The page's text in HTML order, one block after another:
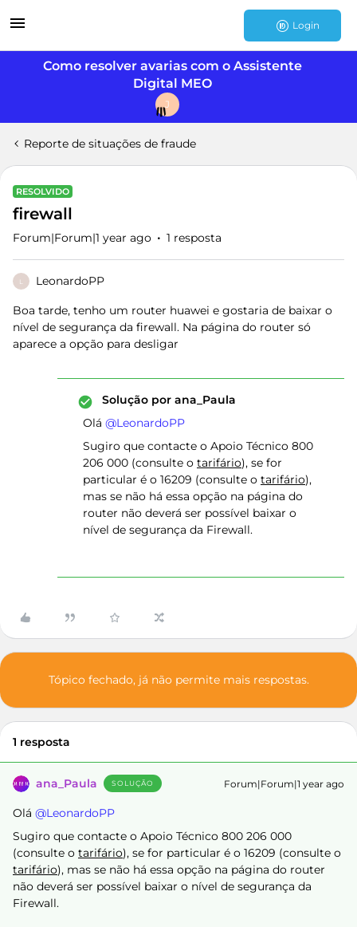
Login
Como resolver avarias com o Assistente
Digital MEO
J
Reporte de situações de fraude
RESOLVIDO
firewall
Forum|Forum|1 year ago 1 resposta
L LeonardoPP
Boa tarde, tenho um router huawei e gostaria de baixar o
nível de segurança da firewall. Na página do router só
aparece a opção para desligar
Solução por ana_Paula
Olá ​ @LeonardoPP
Sugiro que contacte o Apoio Técnico 800
206 000 (consulte o tarifário), se for
particular é o 16209 (consulte o tarifário),
mas se não há essa opção na página do
router não deverá ser possível baixar o
nível de segurança da Firewall.
Tópico fechado, já não permite mais respostas.
1 resposta
ana_Paula SOLUÇÃO Forum|Forum|1 year ago
Olá ​ @LeonardoPP
Sugiro que contacte o Apoio Técnico 800 206 000
(consulte o tarifário), se for particular é o 16209 (consulte o
tarifário), mas se não há essa opção na página do router
não deverá ser possível baixar o nível de segurança da
Firewall.